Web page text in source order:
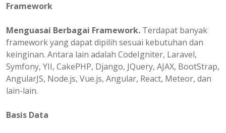
Framework
Menguasai Berbagai Framework. Terdapat banyak
framework yang dapat dipilih sesuai kebutuhan dan
keinginan. Antara lain adalah CodeIgniter, Laravel,
Symfony, YII, CakePHP, Django, JQuery, AJAX, BootStrap,
AngularJS, Node.js, Vue.js, Angular, React, Meteor, dan
lain-lain.
Basis Data